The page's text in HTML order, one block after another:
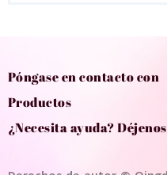
Póngase en contacto con
Productos
¿Necesita ayuda?